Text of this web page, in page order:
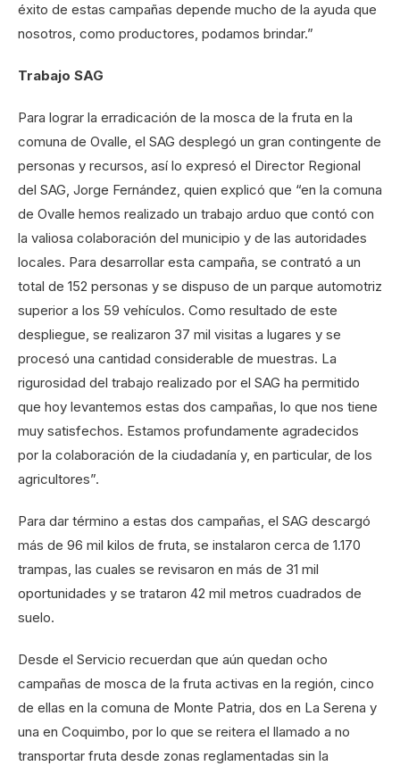
éxito de estas campañas depende mucho de la ayuda que
nosotros, como productores, podamos brindar.”
Trabajo SAG
Para lograr la erradicación de la mosca de la fruta en la
comuna de Ovalle, el SAG desplegó un gran contingente de
personas y recursos, así lo expresó el Director Regional
del SAG, Jorge Fernández, quien explicó que “en la comuna
de Ovalle hemos realizado un trabajo arduo que contó con
la valiosa colaboración del municipio y de las autoridades
locales. Para desarrollar esta campaña, se contrató a un
total de 152 personas y se dispuso de un parque automotriz
superior a los 59 vehículos. Como resultado de este
despliegue, se realizaron 37 mil visitas a lugares y se
procesó una cantidad considerable de muestras. La
rigurosidad del trabajo realizado por el SAG ha permitido
que hoy levantemos estas dos campañas, lo que nos tiene
muy satisfechos. Estamos profundamente agradecidos
por la colaboración de la ciudadanía y, en particular, de los
agricultores”.
Para dar término a estas dos campañas, el SAG descargó
más de 96 mil kilos de fruta, se instalaron cerca de 1.170
trampas, las cuales se revisaron en más de 31 mil
oportunidades y se trataron 42 mil metros cuadrados de
suelo.
Desde el Servicio recuerdan que aún quedan ocho
campañas de mosca de la fruta activas en la región, cinco
de ellas en la comuna de Monte Patria, dos en La Serena y
una en Coquimbo, por lo que se reitera el llamado a no
transportar fruta desde zonas reglamentadas sin la